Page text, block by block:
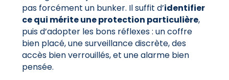
pas forcément un bunker. Il suffit d’identifier
ce qui mérite une protection particulière,
puis d’adopter les bons réflexes : un coffre
bien placé, une surveillance discrète, des
accès bien verrouillés, et une alarme bien
pensée.